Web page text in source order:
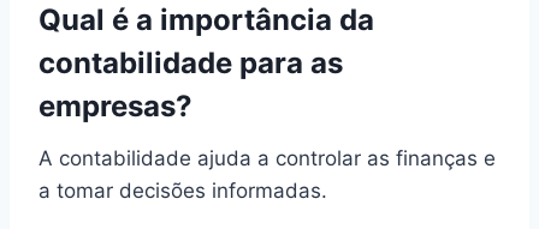
Qual é a importância da
contabilidade para as
empresas?
A contabilidade ajuda a controlar as finanças e
a tomar decisões informadas.